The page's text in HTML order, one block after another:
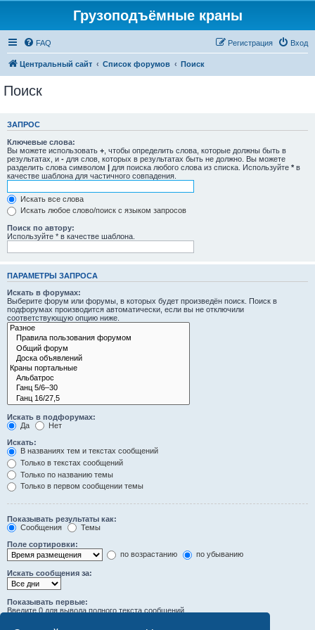
Грузоподъёмные краны
FAQ Вход
Регистрация
Центральный сайт Список форумов Поиск
Поиск
ЗАПРОС
Ключевые слова:
Вы можете использовать + , чтобы определить слова, которые должны быть в
результатах, и - для слов, которых в результатах быть не должно. Вы можете
разделить слова символом | для поиска любого слова из списка. Используйте * в
качестве шаблона для частичного совпадения.
Искать все слова
Искать любое слово/поиск с языком запросов
Поиск по автору:
Используйте * в качестве шаблона.
ПАРАМЕТРЫ ЗАПРОСА
Искать в форумах:
Выберите форум или форумы, в которых будет произведён поиск. Поиск в
подфорумах производится автоматически, если вы не отключили
соответствующую опцию ниже.
Искать в подфорумах:
Да
Нет
Искать:
В названиях тем и текстах сообщений
Только в текстах сообщений
Только по названию темы
Только в первом сообщении темы
Показывать результаты как:
Сообщения
Темы
Поле сортировки:
по возрастанию
по убыванию
Искать сообщения за:
Показывать первые:
Введите 0 для вывода полного текста сообщений.